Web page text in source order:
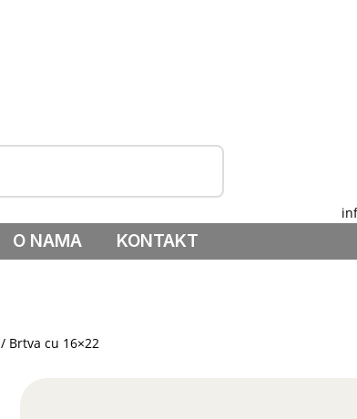
O NAMA KONTAKT
/ Brtva cu 16×22